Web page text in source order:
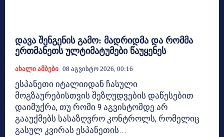
დავა შენგენის გამო: მადრიდმა და რომმა
ერთმანეთს ულტიმატუმები წაუყენეს
Ახალი Ამბები 08 Აგვისტო 2026, 00:16
ესპანეთი იტალიიდან ჩასული
მოგზაურებისთვის შეზღუდვების დაწესებით
დაიმუქრა, თუ რომი 9 აგვისტომდე არ
გააუქმებს სასაზღვრო კონტროლს, რომელიც
გასულ კვირას ესპანეთის...